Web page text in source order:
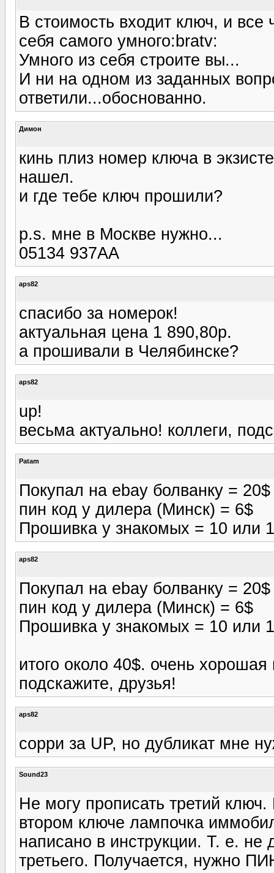
В стоимость входит ключ, и все
себя самого умного:bratv:
Умного из себя строите вы...
И ни на одном из заданных
ответили...обоснованно.
Димон
кинь плиз номер ключа в
нашел.
и где тебе ключ прошили?
p.s. мне в Москве нужно...
05134 937AA
aps82
спасибо за номерок!
актуальная цена 1 890,80р.
а прошивали в Челябинске?
aps82
up!
весьма актуально! коллеги,
Patam
Покупал на ebay болванку = 20$
пин код у дилера (Минск) = 6$
Прошивка у знакомых = 10 или
aps82
Покупал на ebay болванку = 20$
пин код у дилера (Минск) = 6$
Прошивка у знакомых = 10 или
итого около 40$. очень
подскажите, друзья!
aps82
сорри за UP, но дубликат мне
Sound23
Не могу прописать третий
втором ключе лампочка
написано в инструкции. Т. е.
третьего. Получается, нужно